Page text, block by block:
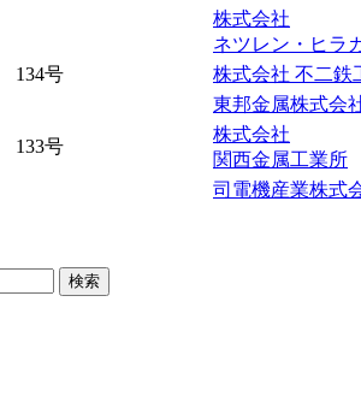
株式会社
ネツレン・ヒラ
134号
株式会社 不二鉄
東邦金属株式会
133号
株式会社
関西金属工業所
司電機産業株式